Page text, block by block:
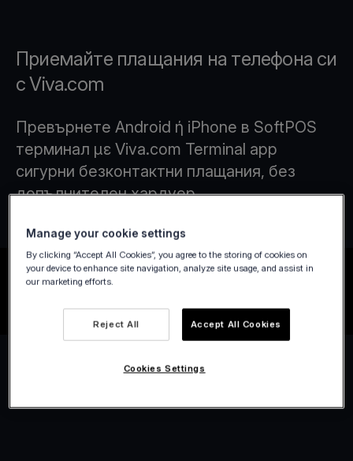
Приемайте плащания на телефона си
с Viva.com
Превърнете Android ή iPhone в SoftPOS
терминал με Viva.com Terminal app
сигурни безконтактни плащания, без
допълнителен хардуер.
Manage your cookie settings
By clicking “Accept All Cookies”, you agree to the storing of cookies on
your device to enhance site navigation, analyze site usage, and assist in
our marketing efforts.
Reject All Accept All Cookies
Cookies Settings